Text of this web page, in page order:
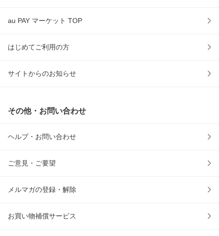
au PAY マーケット TOP
はじめてご利用の方
サイトからのお知らせ
その他・お問い合わせ
ヘルプ・お問い合わせ
ご意見・ご要望
メルマガの登録・解除
お買い物補償サービス